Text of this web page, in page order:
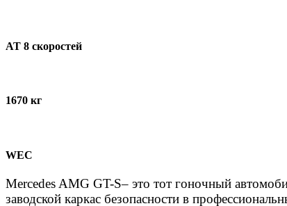
AT 8 скоростей
1670 кг
WEC
Mercedes AMG GT-S– это тот гоночный
заводской каркас безопасности в